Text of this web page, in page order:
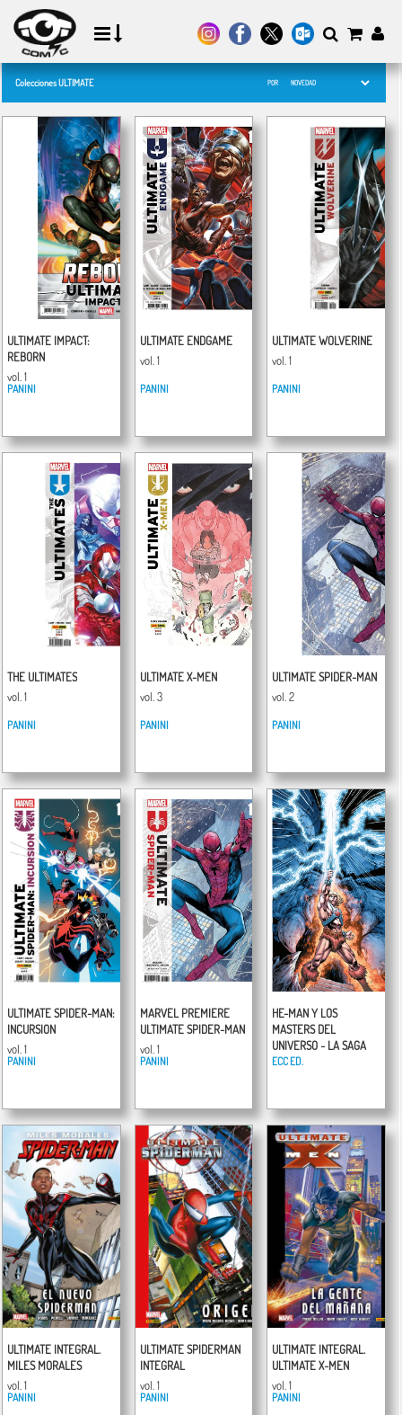
Colecciones ULTIMATE POR
ULTIMATE IMPACT:
REBORN
vol. 1
PANINI
ULTIMATE ENDGAME
vol. 1
PANINI
ULTIMATE WOLVERINE
vol. 1
PANINI
THE ULTIMATES
vol. 1
PANINI
ULTIMATE X-MEN
vol. 3
PANINI
ULTIMATE SPIDER-MAN
vol. 2
PANINI
ULTIMATE SPIDER-MAN:
INCURSION
vol. 1
PANINI
MARVEL PREMIERE
ULTIMATE SPIDER-MAN
vol. 1
PANINI
HE-MAN Y LOS
MASTERS DEL
UNIVERSO - LA SAGA
COMPLETA
ECC ED.
ULTIMATE INTEGRAL.
MILES MORALES
vol. 1
PANINI
ULTIMATE SPIDERMAN
INTEGRAL
vol. 1
PANINI
ULTIMATE INTEGRAL.
ULTIMATE X-MEN
vol. 1
PANINI